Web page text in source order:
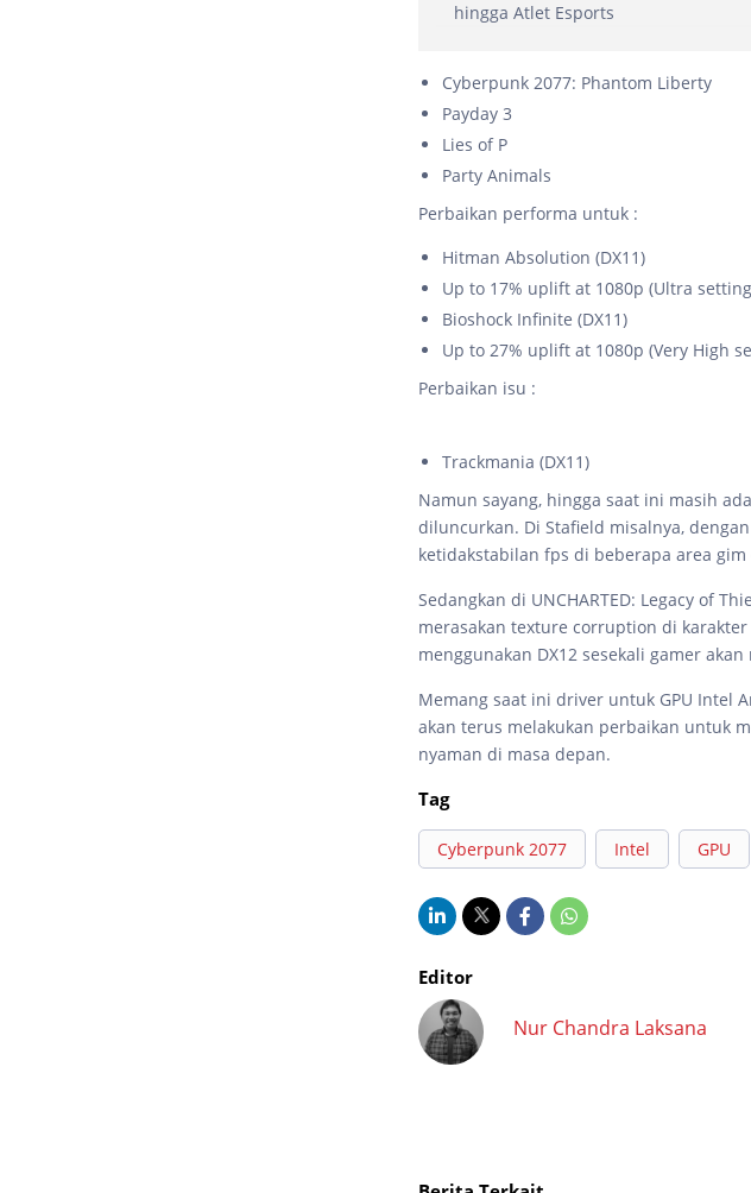
hingga Atlet Esports
Cyberpunk 2077: Phantom Liberty
Payday 3
Lies of P
Party Animals
Perbaikan performa untuk :
Hitman Absolution (DX11)
Up to 17% uplift at 1080p (Ultra
Bioshock Infinite (DX11)
Up to 27% uplift at 1080p (Very High
Perbaikan isu :
Trackmania (DX11)
Namun sayang, hingga saat ini masih
diluncurkan. Di Stafield misalnya,
ketidakstabilan fps di beberapa area
Sedangkan di UNCHARTED: Legacy of
merasakan texture corruption di
menggunakan DX12 sesekali gamer
Memang saat ini driver untuk GPU Intel
akan terus melakukan perbaikan untuk
nyaman di masa depan.
Tag
Cyberpunk 2077 Intel GPU
Editor
Nur Chandra Laksana